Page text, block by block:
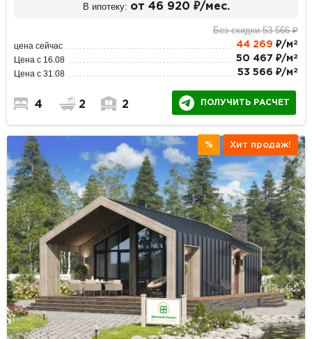
В ипотеку: от 46 920 ₽/мес.
Без скидки 53 566 ₽
цена сейчас 44 269 ₽/м 2
Цена с 16.08 50 467 ₽/м 2
Цена с 31.08 53 566 ₽/м 2
4 2 2 ПОЛУЧИТЬ РАСЧЕТ
% Хит продаж!